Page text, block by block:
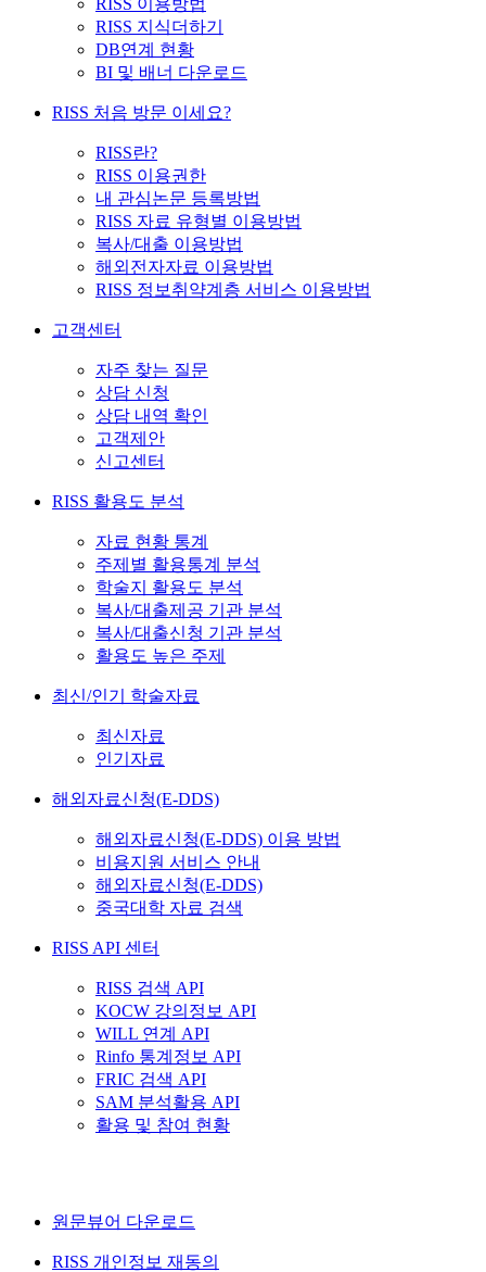
RISS 이용방법
RISS 지식더하기
DB연계 현황
BI 및 배너 다운로드
RISS 처음 방문 이세요?
RISS란?
RISS 이용권한
내 관심논문 등록방법
RISS 자료 유형별 이용방법
복사/대출 이용방법
해외전자자료 이용방법
RISS 정보취약계층 서비스 이용방법
고객센터
자주 찾는 질문
상담 신청
상담 내역 확인
고객제안
신고센터
RISS 활용도 분석
자료 현황 통계
주제별 활용통계 분석
학술지 활용도 분석
복사/대출제공 기관 분석
복사/대출신청 기관 분석
활용도 높은 주제
최신/인기 학술자료
최신자료
인기자료
해외자료신청(E-DDS)
해외자료신청(E-DDS) 이용 방법
비용지원 서비스 안내
해외자료신청(E-DDS)
중국대학 자료 검색
RISS API 센터
RISS 검색 API
KOCW 강의정보 API
WILL 연계 API
Rinfo 통계정보 API
FRIC 검색 API
SAM 분석활용 API
활용 및 참여 현황
원문뷰어 다운로드
RISS 개인정보 재동의